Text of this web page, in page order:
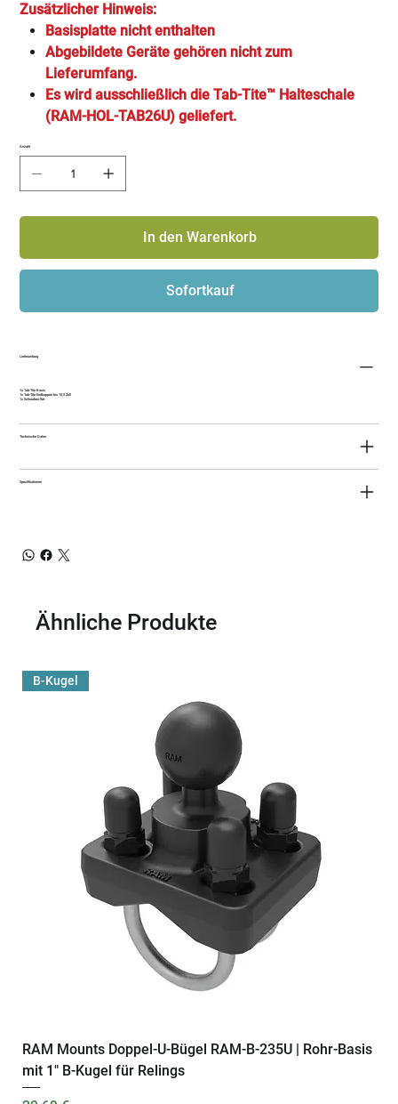
Zusätzlicher Hinweis:
Basisplatte nicht enthalten
Abgebildete Geräte gehören nicht zum
Lieferumfang.
Es wird ausschließlich die Tab-Tite™ Halteschale
(RAM-HOL-TAB26U) geliefert.
Anzahl
In den Warenkorb
Sofortkauf
Lieferumfang
1x Tab-Tite Basis
1x Tab-Tite Endkappen bis 10,5 Zoll
1x Schrauben-Set
Technische Daten
Spezifikationen
Ähnliche Produkte
B-Kugel
RAM Mounts Doppel-U-Bügel RAM-B-235U | Rohr-Basis
mit 1" B-Kugel für Relings